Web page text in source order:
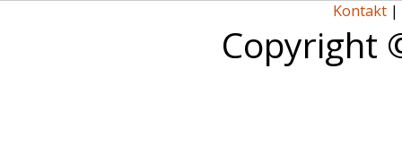
Kontakt |
Copyright